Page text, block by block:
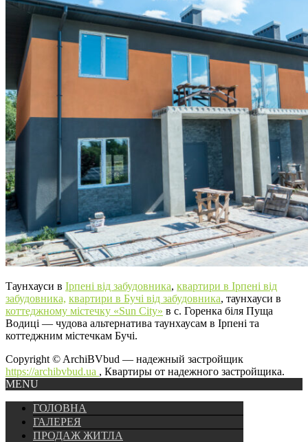
Таунхауси в Ірпені від забудовника, квартири в Ірпені від
забудовника, квартири в Бучі від забудовника, таунхауси в
коттеджному містечку «Sun City» в с. Горенка біля Пуща
Водиці — чудова альтернатива таунхаусам в Ірпені та
коттеджним містечкам Бучі.
Copyright © ArchiBVbud — надежный застройщик
https://archibvbud.ua , Квартиры от надежного застройщика.
MENU
ГОЛОВНА
ГАЛЕРЕЯ
ПРОДАЖ ЖИТЛА